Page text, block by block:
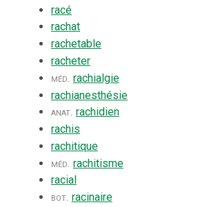
racé
rachat
rachetable
racheter
méd. rachialgie
rachianesthésie
anat. rachidien
rachis
rachitique
méd. rachitisme
racial
bot. racinaire